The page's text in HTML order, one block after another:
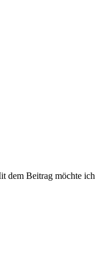
dem Beitrag möchte